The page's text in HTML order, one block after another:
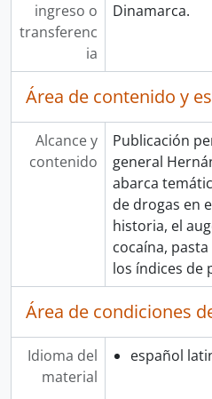
ingreso o
transferenc
ia
Dinamarca.
Área de contenido y
Alcance y
contenido
Publicación
general
abarca
de drogas en
historia, el
cocaína,
los índices de
Área de condiciones
Idioma del
material
español